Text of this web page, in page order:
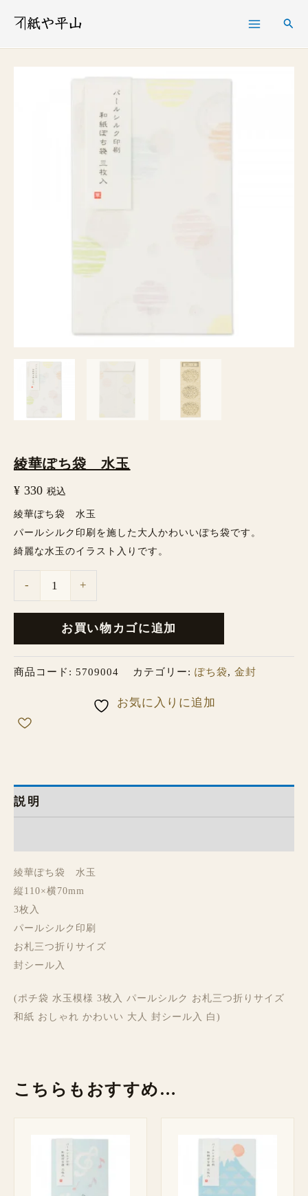
検
綾華ぽち袋 水玉
¥ 330 税込
綾華ぽち袋 水玉
パールシルク印刷を施した大人かわいいぽち袋です。
綺麗な水玉のイラスト入りです。
- +
お買い物カゴに追加
商品コード: 5709004 カテゴリー: ぽち袋, 金封
お気に入りに追加
説明
綾華ぽち袋 水玉
縦110×横70mm
3枚入
パールシルク印刷
お札三つ折りサイズ
封シール入
(ポチ袋 水玉模様 3枚入 パールシルク お札三つ折りサイズ
和紙 おしゃれ かわいい 大人 封シール入 白)
こちらもおすすめ…